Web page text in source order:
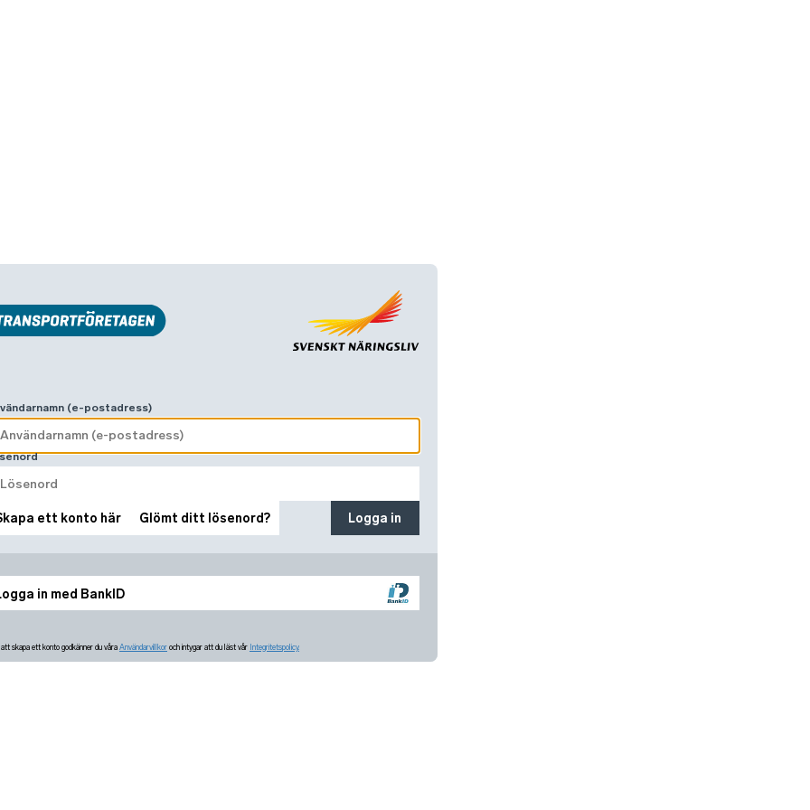
in med BankID
(e-postadress)
ett konto här Glömt ditt lösenord? Logga in
skapa ett konto godkänner du våra Användarvillkor och intygar att du läst vår Integritetspolicy.